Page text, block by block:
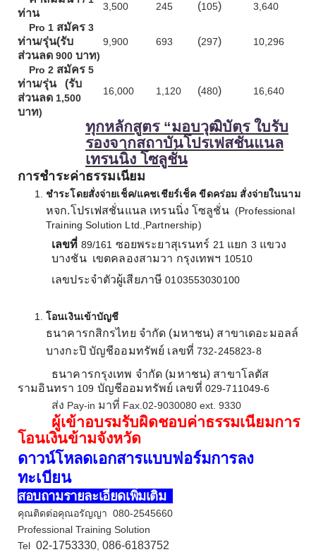
ท่าน
3,500 245 (105)
3,640
Pro 1 สมัคร 3
ท่าน/รุ่น(รับ
ส่วนลด 900 บาท)
9,900 693 (297) 10,296
Pro 2 สมัคร 5
ท่าน/รุ่น
(รับ
ส่วนลด 1,500
บาท)
16,000 1,120 (480) 16,640
ทุกหลักสูตร “มอบวุฒิบัตร ใบรับ
รองจากสถาบันโปรเฟสชั่นแนล
เทรนนิ่ง โซลูชั่น
การชำระค่าธรรมเนียม
ชำระโดยสั่งจ่ายเช็ค/แคชเชียร์เช็ค ขีดคร่อม สั่งจ่ายในนาม
หจก.โปรเฟสชั่นแนล เทรนนิ่ง โซลูชั่น (Professional
Training Solution Ltd.,Partnership)
เลขที่ 89/161 ซอยพระยาสุเรนทร์ 21 แยก 3 แขวง
บางชัน เขตคลองสามวา กรุงเทพฯ 10510
เลขประจำตัวผู้เสียภาษี0103553030100
โอนเงินเข้าบัญชี
ธนาคารกสิกรไทย จำกัด (มหาชน) สาขาเดอะมอลล์
บางกะปิ บัญชีออมทรัพย์ เลขที่732-245823-8
ธนาคารกรุงเทพ จำกัด (มหาชน) สาขาโลตัส
รามอินทรา 109 บัญชีออมทรัพย์ เลขที่ 029-711049-6
ส่ง Pay-in มาที่ Fax.02-9030080 ext. 9330
ผู้เข้าอบรมรับผิดชอบค่าธรรมเนียมการ
โอนเงินข้ามจังหวัด
ดาวน์โหลดเอกสารแบบฟอร์มการลง
ทะเบียน
สอบถามรายละเอียดเพิ่มเติม
คุณติดต่อคุณอรัญญา 080-2545660
Professional Training Solution
Tel 02-1753330 086-6183752